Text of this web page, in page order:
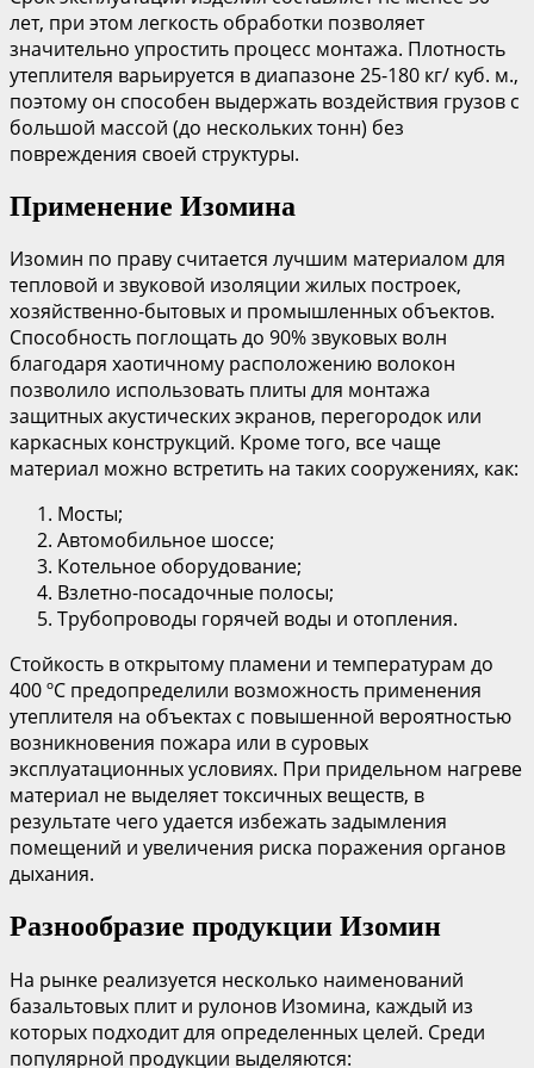
лет, при этом легкость обработки позволяет
значительно упростить процесс монтажа. Плотность
утеплителя варьируется в диапазоне 25-180 кг/ куб. м.,
поэтому он способен выдержать воздействия грузов с
большой массой (до нескольких тонн) без
повреждения своей структуры.
Применение Изомина
Изомин по праву считается лучшим материалом для
тепловой и звуковой изоляции жилых построек,
хозяйственно-бытовых и промышленных объектов.
Способность поглощать до 90% звуковых волн
благодаря хаотичному расположению волокон
позволило использовать плиты для монтажа
защитных акустических экранов, перегородок или
каркасных конструкций. Кроме того, все чаще
материал можно встретить на таких сооружениях, как:
Мосты;
Автомобильное шоссе;
Котельное оборудование;
Взлетно-посадочные полосы;
Трубопроводы горячей воды и отопления.
Стойкость в открытому пламени и температурам до
400 ºС предопределили возможность применения
утеплителя на объектах с повышенной вероятностью
возникновения пожара или в суровых
эксплуатационных условиях. При придельном нагреве
материал не выделяет токсичных веществ, в
результате чего удается избежать задымления
помещений и увеличения риска поражения органов
дыхания.
Разнообразие продукции Изомин
На рынке реализуется несколько наименований
базальтовых плит и рулонов Изомина, каждый из
которых подходит для определенных целей. Среди
популярной продукции выделяются: